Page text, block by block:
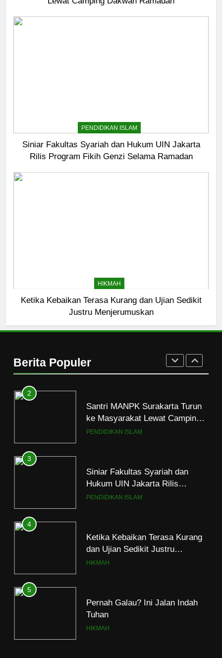
PENDIDIKAN ISLAM
Siniar Fakultas Syariah dan Hukum UIN Jakarta
Rilis Program Fikih Genzi Selama Ramadan
HIKMAH
Ketika Kebaikan Terasa Kurang dan Ujian Sedikit
Justru Menjerumuskan
Berita Populer
6
Ngopi Bareng; Romantisme
Abadi
Mati
HIKMAH
1
Tolak Kekerasan Seksual di
Lingkungan Kampus dan
Pesantren
PENDIDIKAN ISLAM
2
Santri MANPK Surakarta Turun
ke Masyarakat Lewat Camping
Dakwah Ramadan
PENDIDIKAN ISLAM
3
Siniar Fakultas Syariah dan
Hukum UIN Jakarta Rilis
Program Fikih Genzi Selama
PENDIDIKAN ISLAM
4
Ketika Kebaikan Terasa Kurang
dan Ujian Sedikit Justru
Menjerumuskan
HIKMAH
5
Pernah Galau? Ini Jalan Indah
Tuhan
HIKMAH